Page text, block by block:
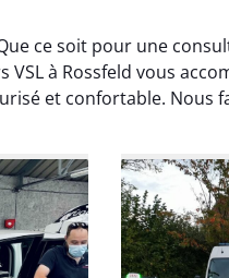
ce soit pour une
à Rossfeld vous
et confortable. Nous
8